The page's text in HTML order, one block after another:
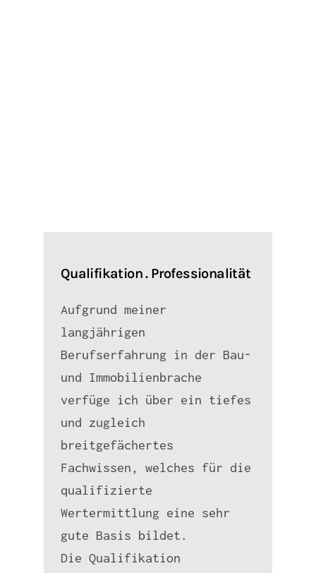
Qualifikation . Professionalität
Aufgrund meiner
langjährigen
Berufserfahrung in der Bau-
und Immobilienbrache
verfüge ich über ein tiefes
und zugleich
breitgefächertes
Fachwissen, welches für die
qualifizierte
Wertermittlung eine sehr
gute Basis bildet.
Die Qualifikation